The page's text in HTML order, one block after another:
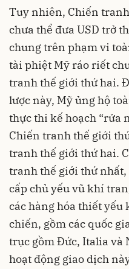
Tuy nhiên, Chiến
chưa thể đưa USD trở
chung trên phạm vi
tài phiệt Mỹ ráo riết
tranh thế giới thứ hai.
lược này, Mỹ ủng hộ
thực thi kế hoạch “rửa
Chiến tranh thế giới
tranh thế giới thứ hai.
tranh thế giới thứ
cấp chủ yếu vũ khí
các hàng hóa thiết yếu
chiến, gồm các quốc
trục gồm Đức, Italia và
hoạt động giao dịch